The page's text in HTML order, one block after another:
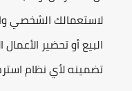
البيع أو تحضير
تضمينه لأي نظام